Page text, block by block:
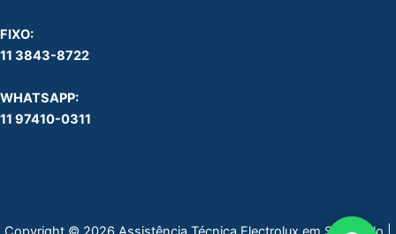
FIXO:
11 3843-8722
WHATSAPP:
11 97410-0311